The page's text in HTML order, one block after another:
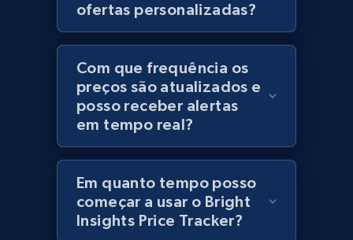
Best Buy products
URL, Product id, Title, Images, Final price,
Currency, Discount, Initial price, and more.
1.1K+ 149+ Comece agora
Best Buy products - Collect data on
products using specified keywords
URL, Product id, Title, Images, Final price,
ofertas personalizadas?
Com que frequência os
preços são atualizados e
posso receber alertas
em tempo real?
Em quanto tempo posso
começar a usar o Bright
Insights Price Tracker?